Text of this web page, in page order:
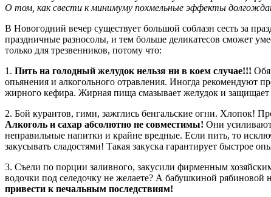
О том, как свести к минимуму похмельные эффекты
В Новогодний вечер существует большой соблазн сесть за
праздничные разносолы, и тем больше деликатесов сможет
только для трезвенников, потому что:
1. Пить на голодный желудок нельзя ни в коем случае!!!
опьянения и алкогольного отравления. Иногда рекомендуют
жирного кефира. Жирная пища смазывает желудок и защищает
2. Бой курантов, гимн, зажглись бенгальские огни. Хлопок!
Алкоголь и сахар абсолютно не совместимы! Они усиливают
неправильные напитки и крайне вредные. Если пить, то
закусывать сладостями! Такая закуска гарантирует быстрое
3. Съели по порции заливного, закусили фирменным
водочки под селедочку не желаете? А бабушкиной
привести к печальным последствиям!